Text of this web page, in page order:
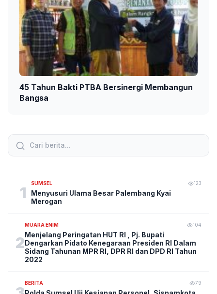
45 Tahun Bakti PTBA Bersinergi Membangun
Bangsa
1
SUMSEL 123
Menyusuri Ulama Besar Palembang Kyai
Merogan
2
MUARA ENIM 104
Menjelang Peringatan HUT RI , Pj. Bupati
Dengarkan Pidato Kenegaraan Presiden RI Dalam
Sidang Tahunan MPR RI, DPR RI dan DPD RI Tahun
2022
BERITA 79